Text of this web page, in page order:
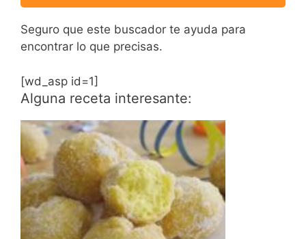
Seguro que este buscador te ayuda para
encontrar lo que precisas.
[wd_asp id=1]
Alguna receta interesante: